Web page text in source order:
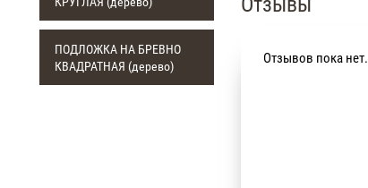
ПОДЛОЖКА НА БРЕВНО
КВАДРАТНАЯ (дерево)
Отзывов пока нет.